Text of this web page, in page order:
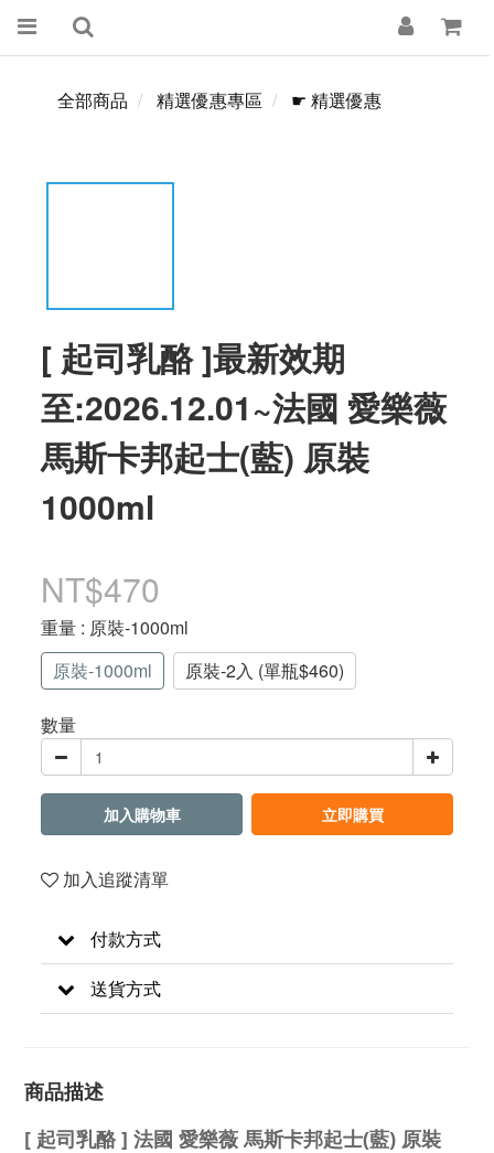
全部商品 精選優惠專區 ☛ 精選優惠
[ 起司乳酪 ]最新效期
至:2026.12.01~法國 愛樂薇
馬斯卡邦起士(藍) 原裝
1000ml
NT$470
重量 : 原裝-1000ml
原裝-1000ml
原裝-2入 (單瓶$460)
數量
加入購物車 立即購買
加入追蹤清單
付款方式
送貨方式
商品描述
[ 起司乳酪 ] 法國 愛樂薇 馬斯卡邦起士(藍) 原裝